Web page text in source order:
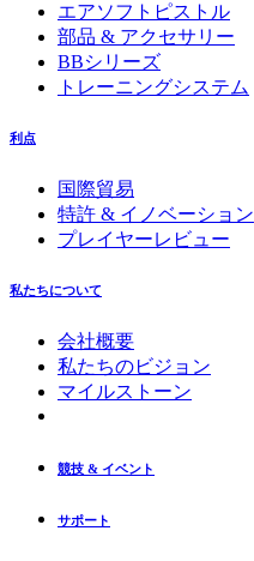
エアソフトピストル
部品 & アクセサリー
BBシリーズ
トレーニングシステム
利点
国際貿易
特許 & イノベーション
プレイヤーレビュー
私たちについて
会社概要
私たちのビジョン
マイルストーン
競技 & イベント
サポート